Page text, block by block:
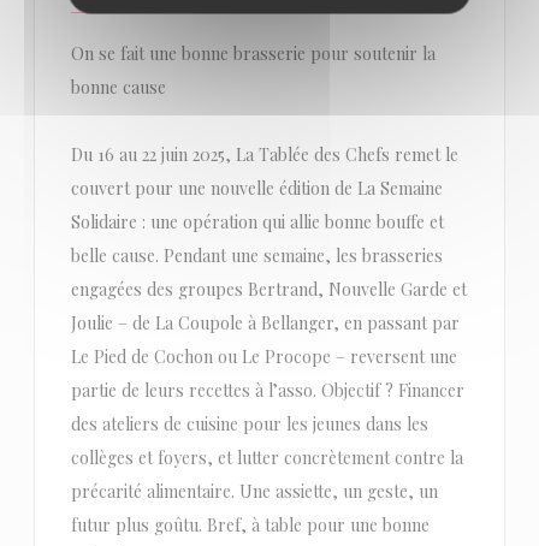
On se fait une bonne brasserie pour soutenir la
bonne cause
Du 16 au 22 juin 2025, La Tablée des Chefs remet le
couvert pour une nouvelle édition de La Semaine
Solidaire : une opération qui allie bonne bouffe et
belle cause. Pendant une semaine, les brasseries
engagées des groupes Bertrand, Nouvelle Garde et
Joulie – de La Coupole à Bellanger, en passant par
Le Pied de Cochon ou Le Procope – reversent une
partie de leurs recettes à l’asso. Objectif ? Financer
des ateliers de cuisine pour les jeunes dans les
collèges et foyers, et lutter concrètement contre la
précarité alimentaire. Une assiette, un geste, un
futur plus goûtu. Bref, à table pour une bonne